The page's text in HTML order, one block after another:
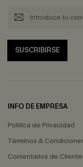
SUSCRIBIRSE
INFO DE EMPRESA
Política de Privacidad
Términos &
Comentarios de